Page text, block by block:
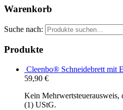
Warenkorb
Suche nach:
Produkte
Cleenbo® Schneidebrett mit
59,90 €
Kein Mehrwertsteuerausweis,
(1) UStG.